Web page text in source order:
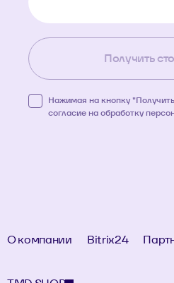
Получить
Нажимая на кнопку
согласие на обработку
О компании Bitrix24